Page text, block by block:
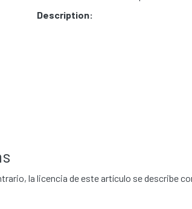
Description:
la licencia de este artículo se describe